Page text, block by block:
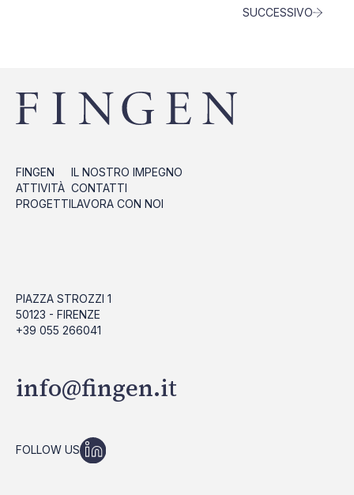
SUCCESSIVO
FINGEN
ATTIVITÀ
PROGETTI
IL NOSTRO IMPEGNO
CONTATTI
LAVORA CON NOI
PIAZZA STROZZI 1
50123 - FIRENZE
+39 055 266041
info@fingen.it
FOLLOW US